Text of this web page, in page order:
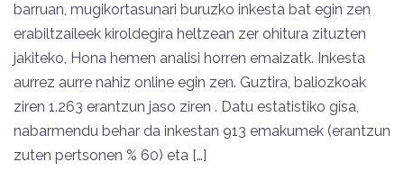
barruan, mugikortasunari buruzko inkesta bat egin zen
erabiltzaileek kiroldegira heltzean zer ohitura zituzten
jakiteko, Hona hemen analisi horren emaizatk. Inkesta
aurrez aurre nahiz online egin zen. Guztira, baliozkoak
ziren 1.263 erantzun jaso ziren . Datu estatistiko gisa,
nabarmendu behar da inkestan 913 emakumek (erantzun
zuten pertsonen % 60) eta […]